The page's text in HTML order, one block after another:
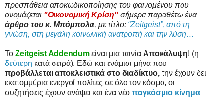
προσπάθεια αποκωδικοποίησης του φαινομένου που
ονομάζεται "Οικονομική Κρίση" σήμερα παραθέτω ένα
άρθρο του κ. Μπόμπολα, με τίτλο: “Zeitgeist”, από τη
γνώση, στη μεγάλη κοινωνική ανατροπή και την λύση…
Το Zeitgeist Addendum είναι μια ταινία Αποκάλυψη! (η
δεύτερη κατά σειρά). Εδώ και ενάμισι μήνα που
προβάλλεται αποκλειστικά στο διαδίκτυο, την έχουν δει
εκατομμύρια ενεργοί πολίτες σε όλο τον κόσμο, οι
συζητήσεις έχουν ανάψει και ένα νέο παγκόσμιο κίνημα